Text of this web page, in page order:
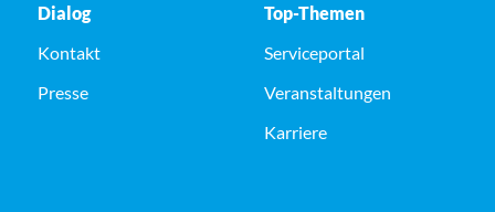
Dialog
Kontakt
Presse
Top-Themen
Serviceportal
Veranstaltungen
Karriere